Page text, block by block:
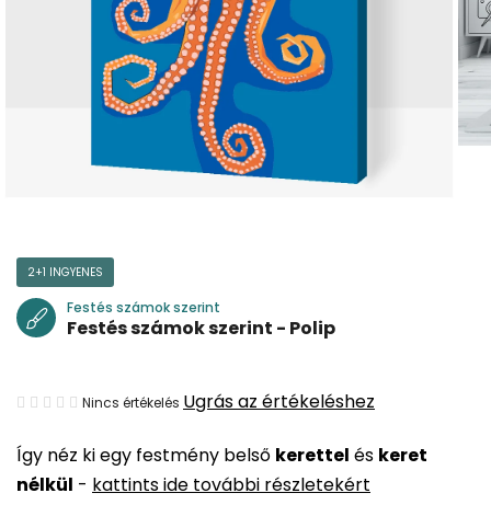
Így néz ki egy festmény belső kerettel és keret
nélkül - kattints ide további részletekért
2+1 INGYENES
Festés számok szerint
Festés számok szerint - Polip
A
átlagos
értékelése
Nincs értékelés Ugrás az értékeléshez